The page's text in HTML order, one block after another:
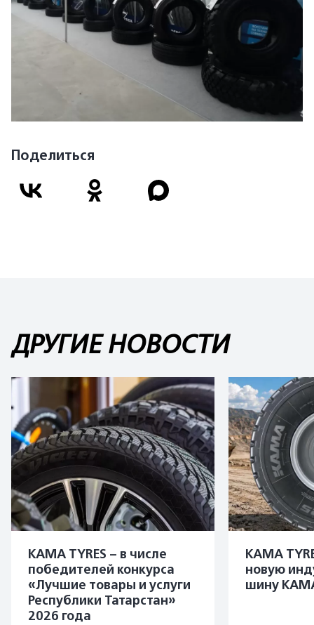
Поделиться
ДРУГИЕ НОВОСТИ
KAMA TYRES – в числе
победителей конкурса
«Лучшие товары и услуги
Республики Татарстан»
2026 года
KAMA
новую
шину